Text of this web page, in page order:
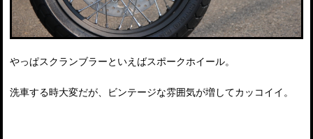
やっぱスクランブラーといえばスポークホイール。
洗車する時大変だが、ビンテージな雰囲気が増してカッコイイ。